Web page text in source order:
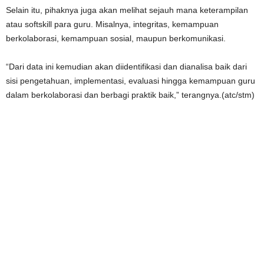
Selain itu, pihaknya juga akan melihat sejauh mana keterampilan
atau softskill para guru. Misalnya, integritas, kemampuan
berkolaborasi, kemampuan sosial, maupun berkomunikasi.
“Dari data ini kemudian akan diidentifikasi dan dianalisa baik dari
sisi pengetahuan, implementasi, evaluasi hingga kemampuan guru
dalam berkolaborasi dan berbagi praktik baik,” terangnya.(atc/stm)